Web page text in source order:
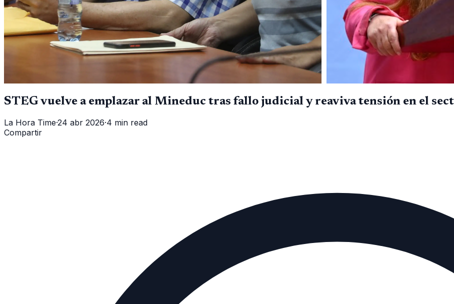
STEG vuelve a emplazar al Mineduc tras fallo judicial y reaviva tensión en el
La Hora Time·24 abr 2026·4 min read
Compartir